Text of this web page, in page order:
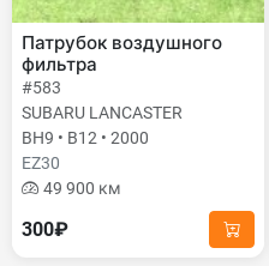
Патрубок воздушного
фильтра
#583
SUBARU LANCASTER
BH9 • B12 • 2000
EZ30
49 900 км
300₽